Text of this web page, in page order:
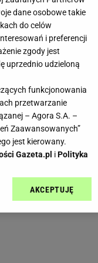
dane osobowe takie
do celów
i preferencji
zgody jest
uprzednio udzieloną
funkcjonowania
przetwarzanie
– Agora S.A. –
Zaawansowanych”
jest kierowany.
Gazeta.pl iPolityka
sp. z o.o., jej
AKCEPTUJĘ